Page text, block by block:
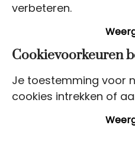
verbeteren.
Cookievoorkeuren
Je toestemming voor
cookies intrekken of